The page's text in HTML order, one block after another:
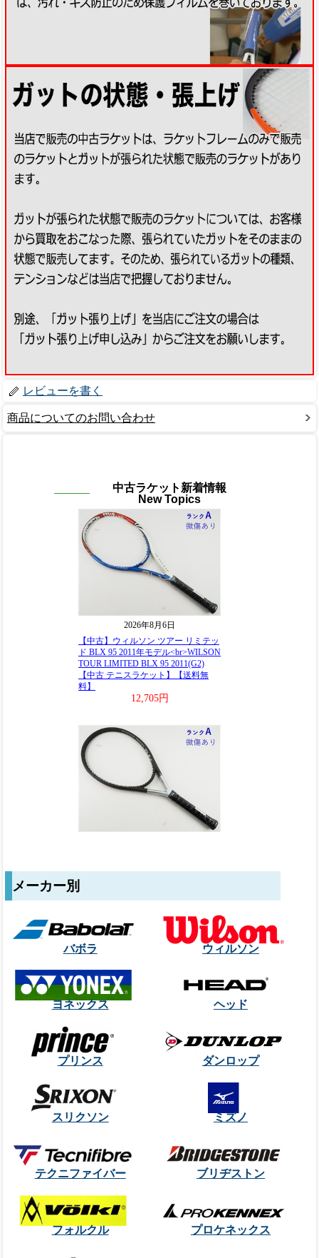
レビューを書く
商品についてのお問い合わせ
中古ラケット新着情報
New Topics
メーカー別
バボラ ウィルソン
ヨネックス ヘッド
プリンス ダンロップ
スリクソン ミズノ
テクニファイバー ブリヂストン
フォルクル プロケネックス